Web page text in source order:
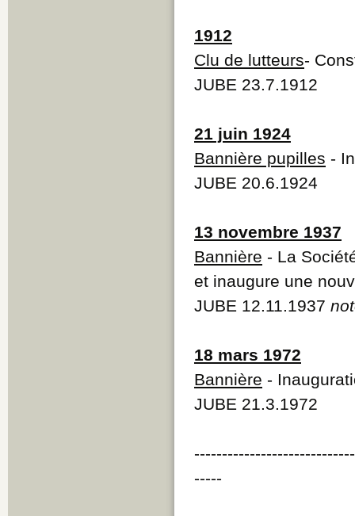
1912
Clu de lutteurs-
JUBE 23.7.1912
21 juin 1924
Bannière pupilles -
JUBE 20.6.1924
13 novembre 1937
Bannière - La
et inaugure une
JUBE 12.11.1937
18 mars 1972
Bannière -
JUBE 21.3.1972
-----